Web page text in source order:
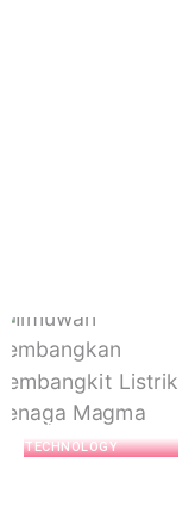
SCIENCE-
TECHNOLOGY